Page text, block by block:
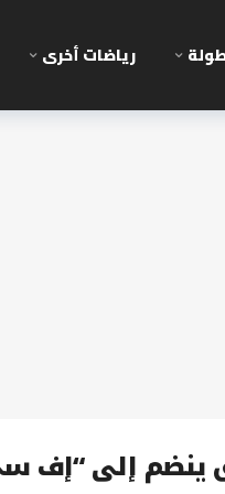
رياضات أخرى
ينضم إلى “إف